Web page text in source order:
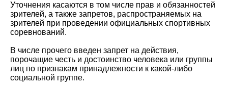
Уточнения касаются в том числе прав и обязанностей
зрителей, а также запретов, распространяемых на
зрителей при проведении официальных спортивных
соревнований.
В числе прочего введен запрет на действия,
порочащие честь и достоинство человека или группы
лиц по признакам принадлежности к какой-либо
социальной группе.